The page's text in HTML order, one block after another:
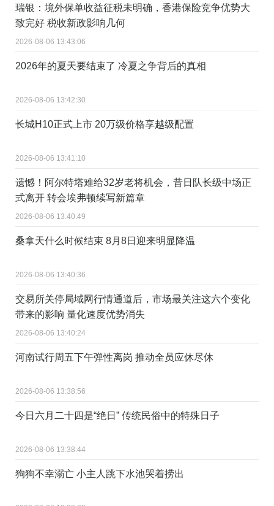
瑞银：境外保单收益征税未明确，香港保险竞争优势大
致完好 税收新政影响几何
2026-08-06 13:43:06
2026年的夏天要结束了 冷夏之争背后的真相
2026-08-06 13:42:30
长城H10正式上市 20万级价格享越级配置
2026-08-06 13:41:10
遗憾！阿尔特塔难给32岁老将机会，昔日队长级中场正
式离开 转会埃弗顿续写新篇章
2026-08-06 13:40:49
桑拿天什么时候结束 8月8日迎来明显降温
2026-08-06 13:40:36
交易所关停局域网行情通道后，市场最关注这六个变化
带来的影响 量化速度优势消失
2026-08-06 13:40:24
河南试行周五下午弹性离岗 推动全员应休尽休
2026-08-06 13:38:56
今日六月二十四是“绝日” 传统民俗中的特殊日子
2026-08-06 13:38:44
狗狗不幸溺亡 小主人跳下水池哭着捞出